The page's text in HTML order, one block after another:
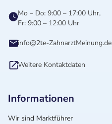
Mo – Do: 9:00 – 17:00 Uhr,
Fr: 9:00 – 12:00 Uhr
info@2te-ZahnarztMeinung.de
Weitere Kontaktdaten
Informationen
Wir sind Marktführer